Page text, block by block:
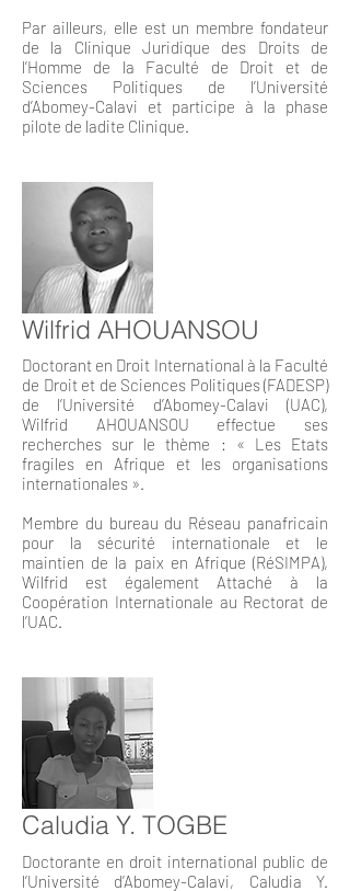
Par ailleurs, elle est un membre fondateur
de la Clinique Juridique des Droits de
l’Homme de la Faculté de Droit et de
Sciences Politiques de l’Université
d’Abomey-Calavi et participe à la phase
pilote de ladite Clinique.
Wilfrid AHOUANSOU
Doctorant en Droit International à la Faculté
de Droit et de Sciences Politiques (FADESP)
de l’Université d’Abomey-Calavi (UAC),
Wilfrid AHOUANSOU effectue ses
recherches sur le thème : « Les Etats
fragiles en Afrique et les organisations
internationales ».
Membre du bureau du Réseau panafricain
pour la sécurité internationale et le
maintien de la paix en Afrique (RéSIMPA),
Wilfrid est également Attaché à la
Coopération Internationale au Rectorat de
l’UAC.
Caludia Y. TOGBE
Doctorante en droit international public de
l’Université d’Abomey-Calavi, Caludia Y.